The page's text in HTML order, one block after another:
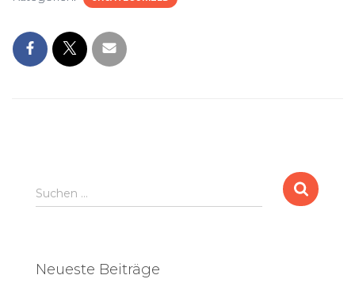
S
u
n
Suchen …
Neueste Beiträge